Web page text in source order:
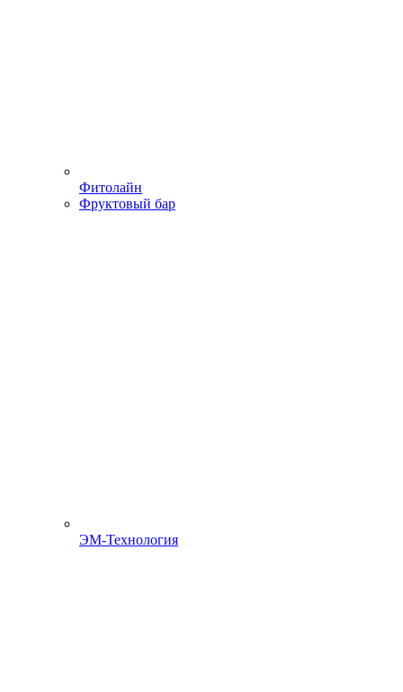
Фитолайн
Фруктовый бар
ЭМ-Технология